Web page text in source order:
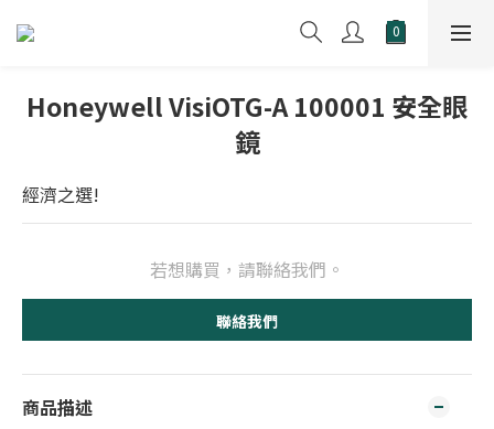
Honeywell VisiOTG-A 100001 安全眼
鏡
經濟之選!
若想購買，請聯絡我們。
聯絡我們
商品描述